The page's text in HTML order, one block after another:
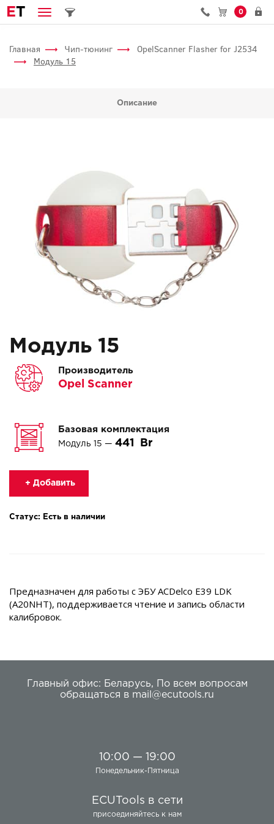
ET 0
Главная Чип-тюнинг
OpelScanner Flasher for J2534
Модуль 15
Описание
Модуль 15
Производитель
Opel Scanner
Базовая комплектация
Модуль 15 — 441
+ Добавить
Статус: Есть в наличии
Предназначен для работы с ЭБУ ACDelco E39 LDK
(A20NHT), поддерживается чтение и запись области
калибровок.
Главный офис: Беларусь,
По всем вопросам
обращаться в mail@ecutools.ru
10:00 — 19:00
Понедельник-Пятница
ECUTools в сети
присоединяйтесь к нам